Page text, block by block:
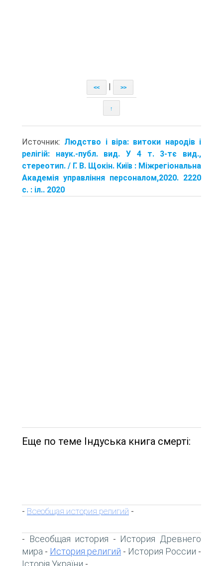
<< >>
↑
Источник: Людство і віра: витоки народів і
релігій: наук.-публ. вид. У 4 т. 3-тє вид.,
стереотип. / Г. В. Щокін. Київ : Міжрегіональна
Академія управління персоналом,2020. 2220
с. : іл.. 2020
Еще по теме Індуська книга смерті:
- Всеобщая история религий -
- Всеобщая история - История Древнего
мира - История религий - История России -
Історія України